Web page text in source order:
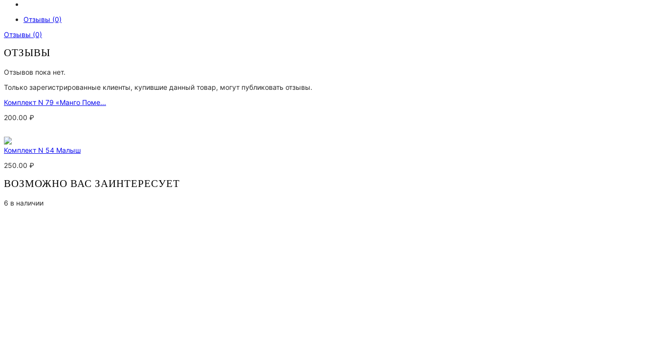
Отзывы (0)
Отзывы (0)
ОТЗЫВЫ
Отзывов пока нет.
Только зарегистрированные клиенты, купившие данный товар, могут публиковать отзывы.
Комплект N 79 «Манго Поме...
200.00 ₽
Комплект N 54 Малыш
250.00 ₽
ВОЗМОЖНО ВАС ЗАИНТЕРЕСУЕТ
6 в наличии